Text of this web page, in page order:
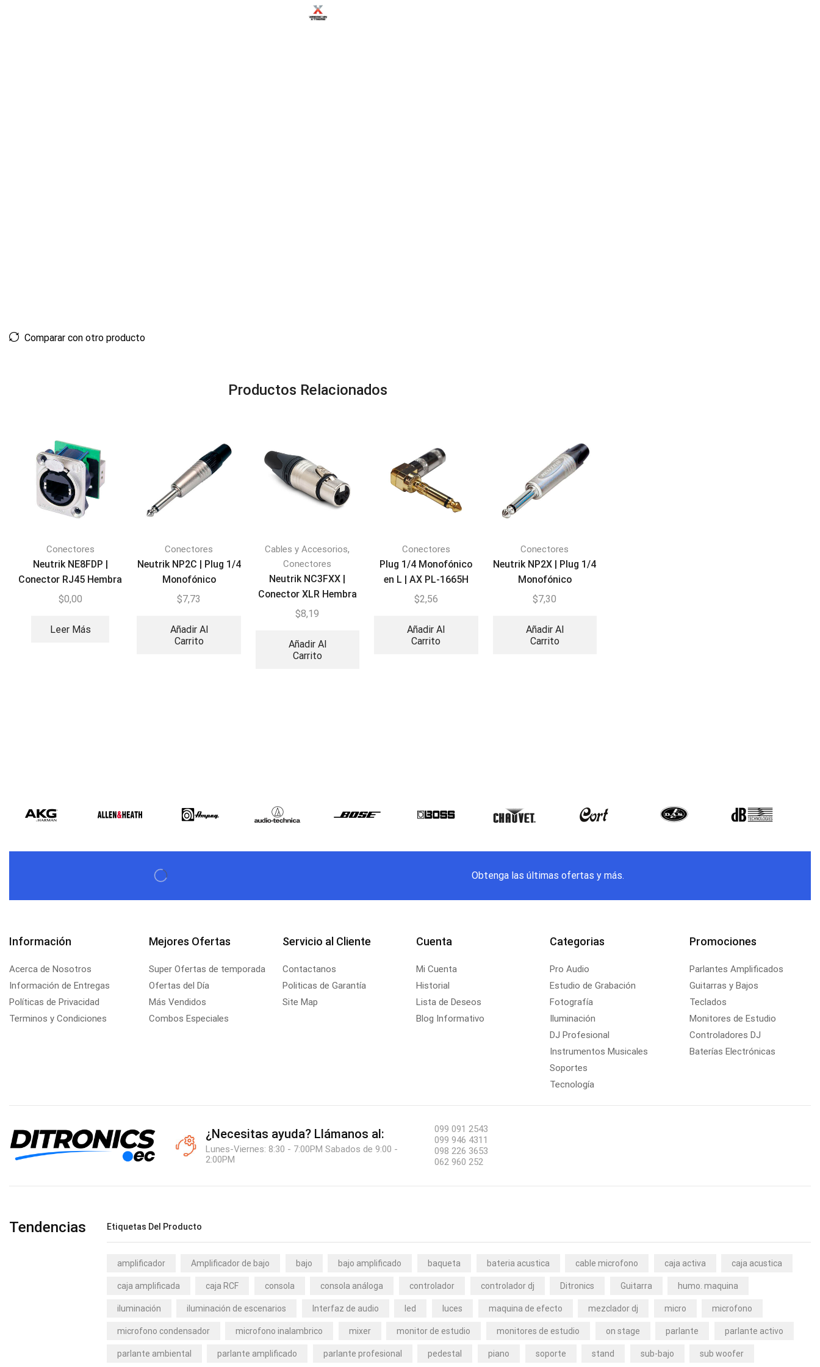
Comparar con otro producto
Productos Relacionados
Conectores
Neutrik NE8FDP |
Conector RJ45 Hembra
Ethercon para montaje
$0,00
Leer Más
Conectores
Neutrik NP2C | Plug 1/4
Monofónico
$7,73
Añadir Al
Carrito
Cables y Accesorios,
Conectores
Neutrik NC3FXX |
Conector XLR Hembra
de 3 pines
$8,19
Añadir Al
Carrito
Conectores
Plug 1/4 Monofónico
en L | AX PL-1665H
$2,56
Añadir Al
Carrito
Conectores
Neutrik NP2X | Plug 1/4
Monofónico
$7,30
Añadir Al
Carrito
Obtenga las últimas ofertas y más.
Información
Acerca de Nosotros
Información de Entregas
Políticas de Privacidad
Terminos y Condiciones
Mejores Ofertas
Super Ofertas de temporada
Ofertas del Día
Más Vendidos
Combos Especiales
Servicio al Cliente
Contactanos
Politicas de Garantía
Site Map
Cuenta
Mi Cuenta
Historial
Lista de Deseos
Blog Informativo
Categorias
Pro Audio
Estudio de Grabación
Fotografía
Iluminación
DJ Profesional
Instrumentos Musicales
Soportes
Tecnología
Promociones
Parlantes Amplificados
Guitarras y Bajos
Teclados
Monitores de Estudio
Controladores DJ
Baterías Electrónicas
¿Necesitas ayuda? Llámanos al:
Lunes-Viernes: 8:30 - 7:00PM Sabados de 9:00 -
2:00PM
099 091 2543
099 946 4311
098 226 3653
062 960 252
Tendencias Etiquetas Del Producto
amplificador Amplificador de bajo bajo bajo amplificado baqueta bateria acustica cable microfono caja activa caja acustica
caja amplificada caja RCF consola consola análoga controlador controlador dj Ditronics Guitarra humo. maquina
iluminación iluminación de escenarios Interfaz de audio led luces maquina de efecto mezclador dj micro microfono
microfono condensador microfono inalambrico mixer monitor de estudio monitores de estudio on stage parlante parlante activo
parlante ambiental parlante amplificado parlante profesional pedestal piano soporte stand sub-bajo sub woofer